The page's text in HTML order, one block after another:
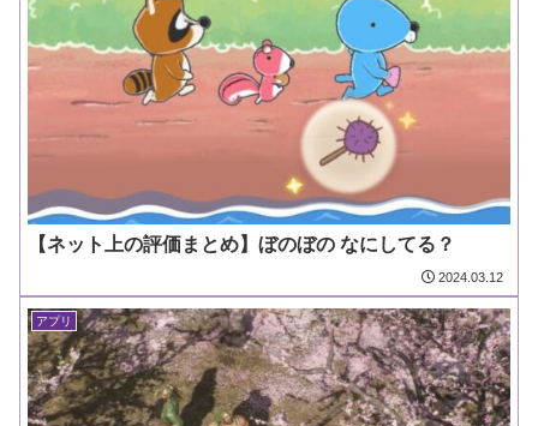
【ネット上の評価まとめ】ぼのぼの なにしてる？
2024.03.12
アプリ